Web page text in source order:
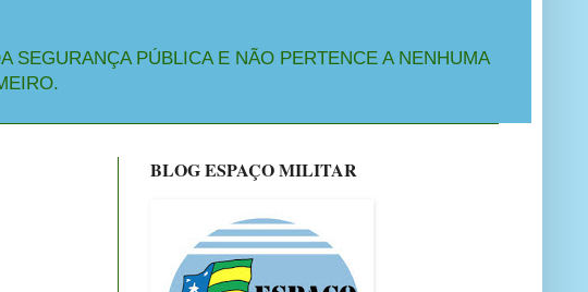
SEGURANÇA PÚBLICA E NÃO PERTENCE A NENHUMA
BLOG ESPAÇO MILITAR